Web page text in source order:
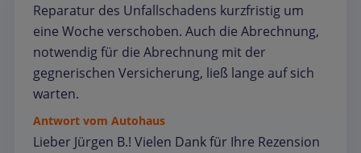
Reparatur des Unfallschadens kurzfristig um
eine Woche verschoben. Auch die Abrechnung,
notwendig für die Abrechnung mit der
gegnerischen Versicherung, ließ lange auf sich
warten.
Antwort vom Autohaus
Lieber Jürgen B.! Vielen Dank für Ihre Rezension